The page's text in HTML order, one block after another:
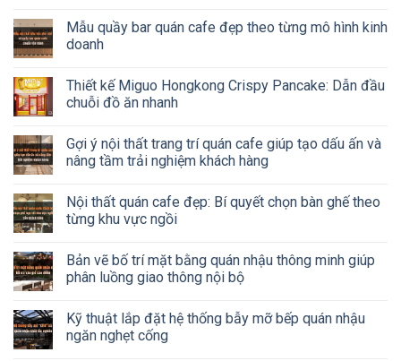
Mẫu quầy bar quán cafe đẹp theo từng mô hình kinh
doanh
Thiết kế Miguo Hongkong Crispy Pancake: Dẫn đầu
chuỗi đồ ăn nhanh
Gợi ý nội thất trang trí quán cafe giúp tạo dấu ấn và
nâng tầm trải nghiệm khách hàng
Nội thất quán cafe đẹp: Bí quyết chọn bàn ghế theo
từng khu vực ngồi
Bản vẽ bố trí mặt bằng quán nhậu thông minh giúp
phân luồng giao thông nội bộ
Kỹ thuật lắp đặt hệ thống bẫy mỡ bếp quán nhậu
ngăn nghẹt cống